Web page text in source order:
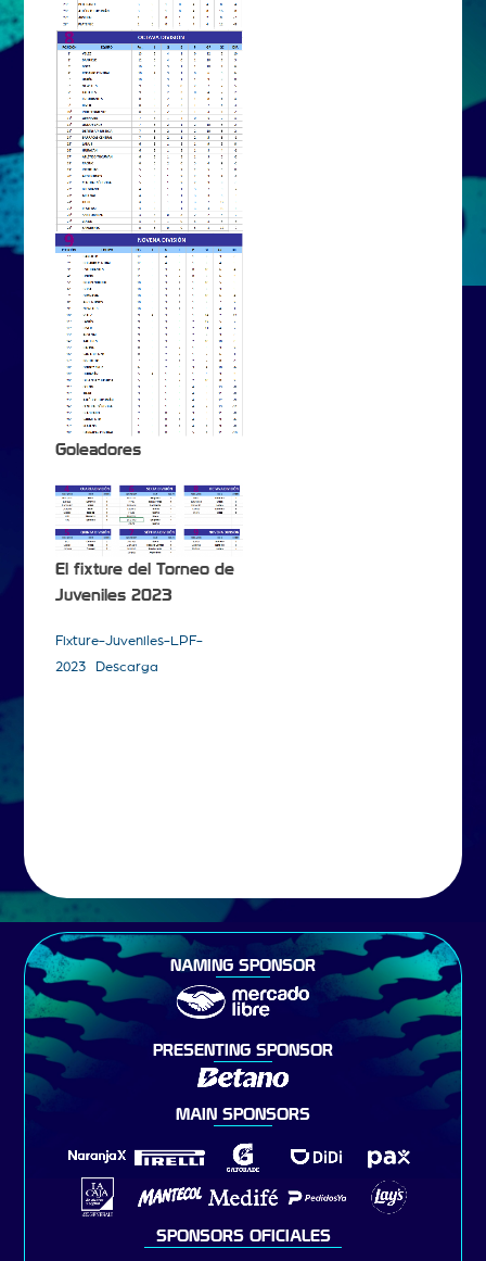
Goleadores
El fixture del Torneo de
Juveniles 2023
Fixture-Juveniles-LPF-
2023
Descarga
NAMING SPONSOR
PRESENTING SPONSOR
MAIN SPONSORS
SPONSORS OFICIALES